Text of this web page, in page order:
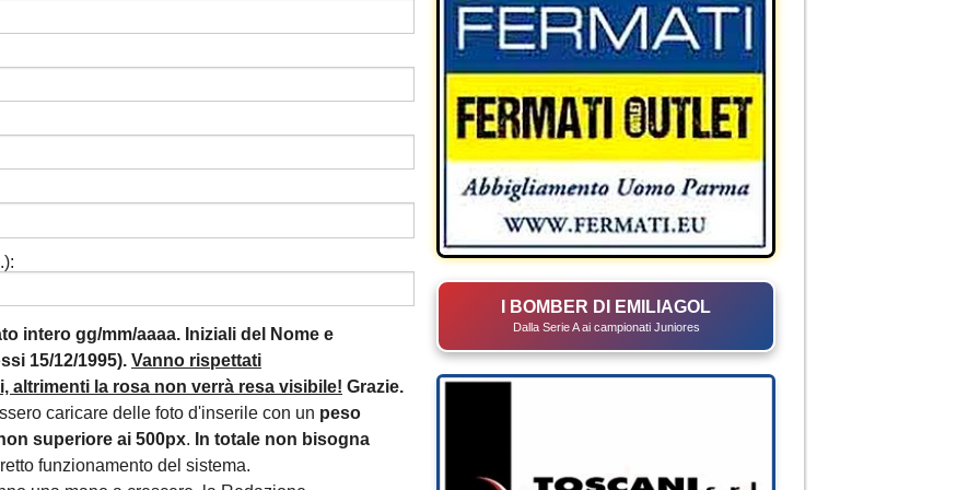
intero gg/mm/aaaa. Iniziali del Nome e
15/12/1995). Vanno rispettati
altrimenti la rosa non verrà resa visibile! Grazie.
caricare delle foto d'inserile con un peso
superiore ai 500px. In totale non bisogna
funzionamento del sistema.
I BOMBER DI EMILIAGOL
Dalla Serie A ai campionati Juniores